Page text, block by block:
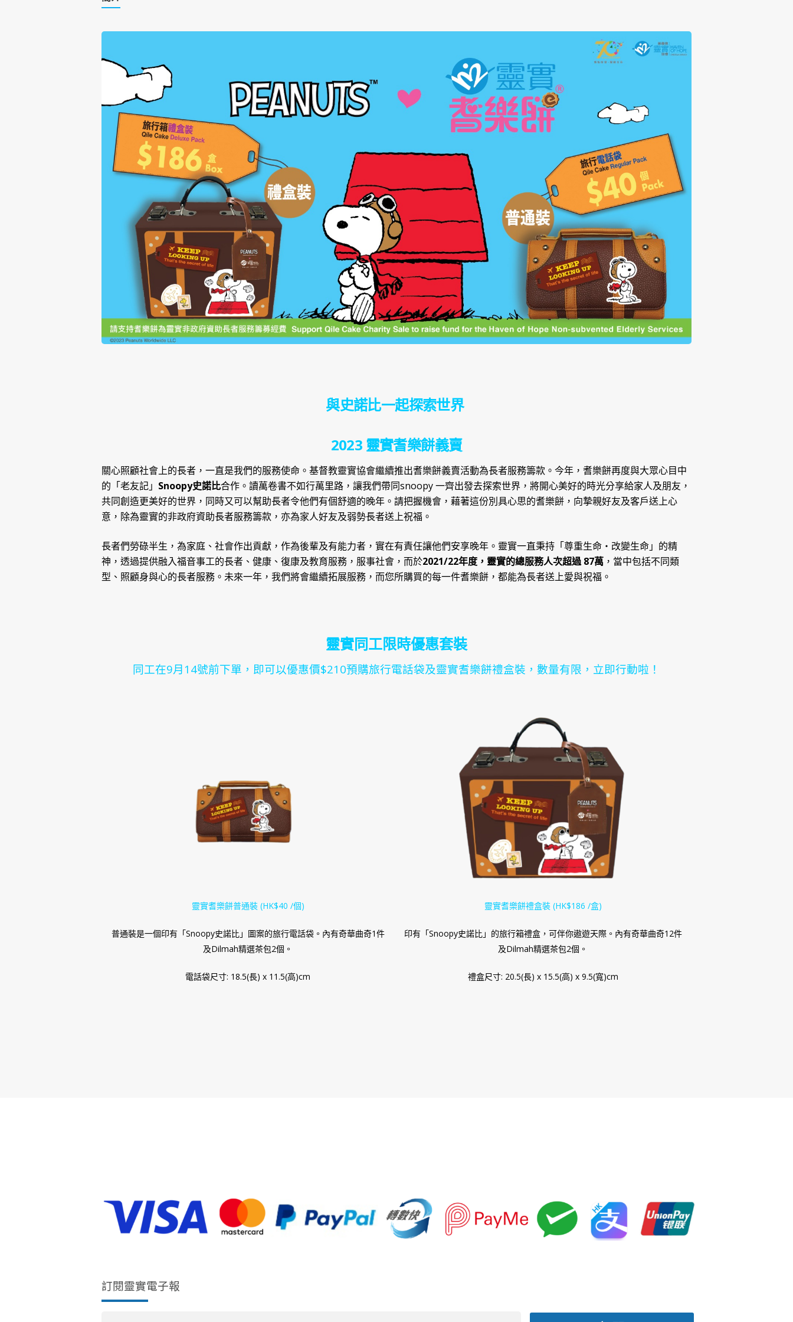
與史諾比一起探索世界
2023 靈實耆樂餅義賣
關心照顧社會上的長者，一直是我們的服務使命。基督教靈實協會繼續推出耆樂餅義賣活動為長者服務籌款。今年，耆樂餅再度與大眾心目中
的「老友記」 Snoopy史諾比合作。讀萬卷書不如行萬里路，讓我們帶同snoopy一齊出發去探索世界，將開心美好的時光分享給家人及朋友，
共同創造更美好的世界，同時又可以幫助長者令他們有個舒適的晚年。請把握機會，藉著這份別具心思的耆樂餅，向摯親好友及客戶送上心
意，除為靈實的非政府資助長者服務籌款，亦為家人好友及弱勢長者送上祝福。
長者們勞碌半生，為家庭、社會作出貢獻，作為後輩及有能力者，實在有責任讓他們安享晚年。靈實一直秉持「尊重生命‧改變生命」的精
神，透過提供融入福音事工的長者、健康、復康及教育服務，服事社會，而於2021/22年度，靈實的總服務人次超過87萬 ，當中包括不同類
型、照顧身與心的長者服務。未來一年，我們將會繼續拓展服務，而您所購買的每一件耆樂餅，都能為長者送上愛與祝福。
靈實同工限時優惠套裝
同工在9月14號前下單，即可以優惠價$210預購旅行電話袋及靈實耆樂餅禮盒裝，數量有限，立即行動啦！
靈實耆樂餅普通裝 (HK$40 /個)
普通裝是一個印有「Snoopy史諾比」圖案的旅行電話袋。內有奇華曲奇1件
及Dilmah精選茶包2個。
電話袋尺寸: 18.5(長) x 11.5(高)cm
靈實耆樂餅禮盒裝(HK$186 /盒)
印有「Snoopy史諾比」的旅行箱禮盒，可伴你遨遊天際。內有奇華曲奇12件
及Dilmah精選茶包2個。
禮盒尺寸: 20.5(長) x 15.5(高) x 9.5(寬)cm
訂閱靈實電子報